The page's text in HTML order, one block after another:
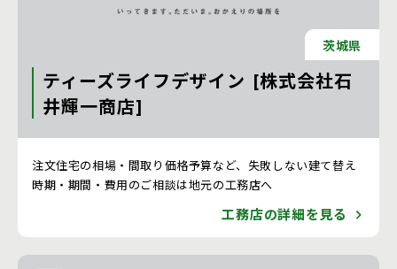
茨城県
ティーズライフデザイン [株式会社石
井輝一商店]
注文住宅の相場・間取り価格予算など、失敗しない建て替え
時期・期間・費用のご相談は地元の工務店へ
工務店の詳細を見る